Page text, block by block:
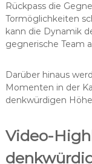
Rückpass die
Tormöglichkeiten
kann die Dynamik
gegnerische Team
Darüber hinaus
Momenten in der
denkwürdigen
Video-